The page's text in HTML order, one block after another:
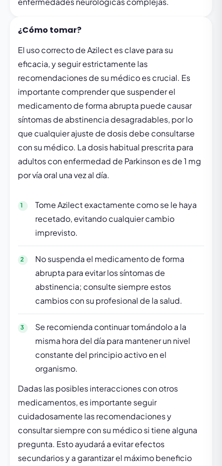
¿Cómo tomar?
El uso correcto de Azilect es clave para su
eficacia, y seguir estrictamente las
recomendaciones de su médico es crucial. Es
importante comprender que suspender el
medicamento de forma abrupta puede causar
síntomas de abstinencia desagradables, por lo
que cualquier ajuste de dosis debe consultarse
con su médico. La dosis habitual prescrita para
adultos con enfermedad de Parkinson es de 1 mg
por vía oral una vez al día.
Tome Azilect exactamente como se le haya
recetado, evitando cualquier cambio
imprevisto.
No suspenda el medicamento de forma
abrupta para evitar los síntomas de
abstinencia; consulte siempre estos
cambios con su profesional de la salud.
Se recomienda continuar tomándolo a la
misma hora del día para mantener un nivel
constante del principio activo en el
organismo.
Dadas las posibles interacciones con otros
medicamentos, es importante seguir
cuidadosamente las recomendaciones y
consultar siempre con su médico si tiene alguna
pregunta. Esto ayudará a evitar efectos
secundarios y a garantizar el máximo beneficio